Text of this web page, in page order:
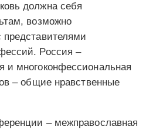
должна себя
возможно
Россия –
и многоконфессиональная
– общие нравственные
– межправославная